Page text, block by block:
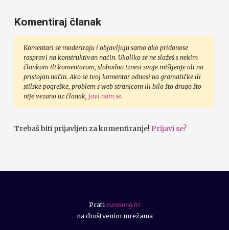
Komentiraj članak
Komentari se moderiraju i objavljuju samo ako pridonose
raspravi na konstruktivan način. Ukoliko se ne slažeš s nekim
člankom ili komentarom, slobodno iznesi svoje mišljenje ali na
pristojan način. Ako se tvoj komentar odnosi na gramatičke ili
stilske pogreške, problem s web stranicom ili bilo što drugo što
nije vezano uz članak, javi nam se.
Trebaš biti prijavljen za komentiranje! Prijavi se?
Prati eurosong.hr
na društvenim mrežama